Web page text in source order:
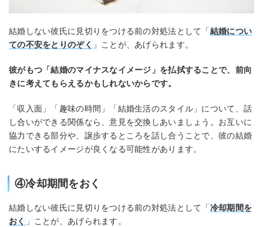
結婚しない彼氏に見切りをつける前の対処法として「結婚につい
ての不安をとりのぞく 」ことが、あげられます。
彼がもつ「結婚のマイナスなイメージ」を払拭することで、前向
きに考えてもらえるかもしれないからです。
「収入面」「趣味の時間」「結婚生活のスタイル」について、話
し合いができる関係なら、意見を交換しあいましょう。お互いに
協力できる部分や、譲歩するところを話し合うことで、彼の結婚
にたいするイメージが良くなる可能性があります。
④冷却期間をおく
結婚しない彼氏に見切りをつける前の対処法として「冷却期間を
おく
」ことが、あげられます。